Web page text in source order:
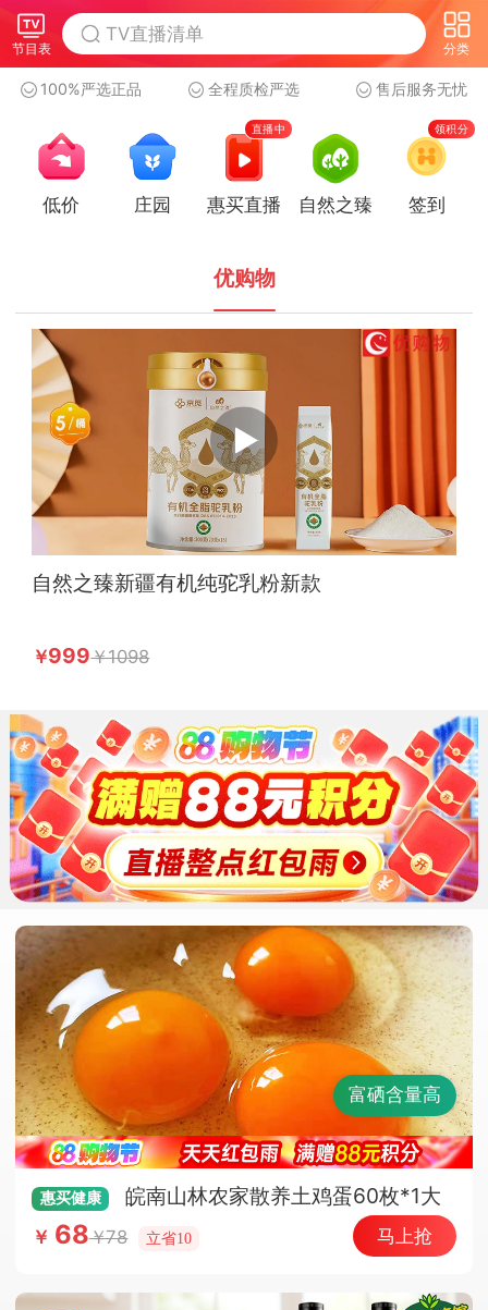
节目表 分类
100%严选正品 全程质检严选 售后服务无忧
低价 庄园
直播中
惠买直播 自然之臻
领积分
签到
优购物
自然之臻新疆有机纯驼乳粉新款
999 1098
富硒含量高
惠买健康
皖南山林农家散养土鸡蛋60枚*1大
箱（顺丰快递）
￥ 68 78 立省10 马上抢